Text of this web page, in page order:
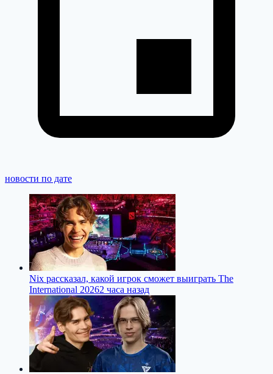
новости по дате
Nix рассказал, какой игрок сможет выиграть The
International 20262 часа назад